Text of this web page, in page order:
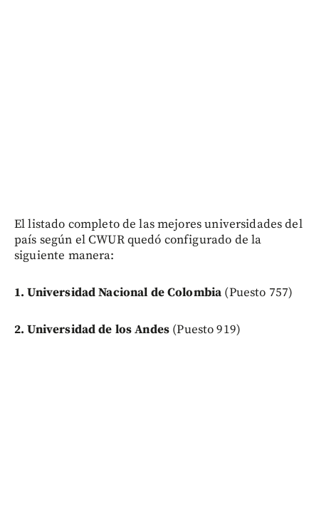
El listado completo de las mejores universidades del
país según el CWUR quedó configurado de la
siguiente manera:
1. Universidad Nacional de Colombia (Puesto 757)
2. Universidad de los Andes (Puesto 919)